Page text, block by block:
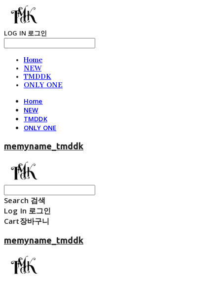
LOG IN 로그인
Home
NEW
TMDDK
ONLY ONE
Home
NEW
TMDDK
ONLY ONE
memyname_tmddk
Search 검색
Log In 로그인
Cart장바구니
memyname_tmddk